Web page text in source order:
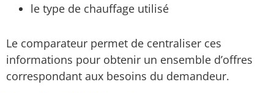
le type de chauffage utilisé
Le comparateur permet de centraliser ces
informations pour obtenir un ensemble d’offres
correspondant aux besoins du demandeur.